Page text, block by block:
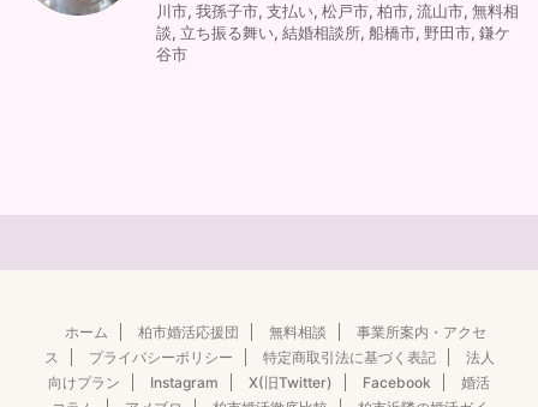
川市, 我孫子市, 支払い, 松戸市, 柏市, 流山市, 無料相
談, 立ち振る舞い, 結婚相談所, 船橋市, 野田市, 鎌ケ
谷市
ホーム 柏市婚活応援団 無料相談
事業所案内・アクセ
ス
プライバシーポリシー 特定商取引法に基づく表記
法人
向けプラン
Instagram X(旧Twitter) Facebook
婚活